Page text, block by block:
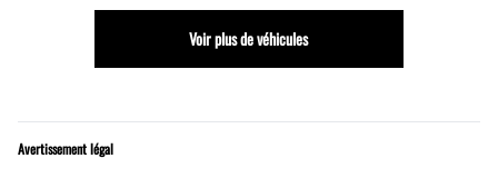
Voir plus de véhicules
Avertissement légal